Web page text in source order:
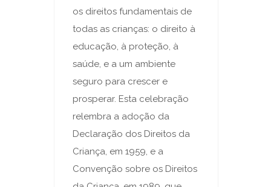
os direitos fundamentais de
todas as crianças: o direito à
educação, à proteção, à
saúde, e a um ambiente
seguro para crescer e
prosperar. Esta celebração
relembra a adoção da
Declaração dos Direitos da
Criança, em 1959, e a
Convenção sobre os Direitos